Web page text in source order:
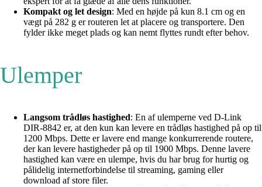
Kompakt og let design: Med en højde på kun 8.1 cm og en
vægt på 282 g er routeren let at placere og transportere. Den
fylder ikke meget plads og kan nemt flyttes rundt efter behov.
Ulemper
Langsom trådløs hastighed: En af ulemperne ved D-Link
DIR-8842 er, at den kun kan levere en trådløs hastighed på op til
1200 Mbps. Dette er lavere end mange konkurrerende routere,
der kan levere hastigheder på op til 1900 Mbps. Denne lavere
hastighed kan være en ulempe, hvis du har brug for hurtig og
pålidelig internetforbindelse til streaming, gaming eller
download af store filer.